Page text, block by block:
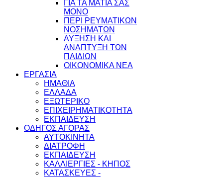
ΓΙΑ ΤΑ ΜΑΤΙΑ ΣΑΣ
ΜΟΝΟ
ΠΕΡΙ ΡΕΥΜΑΤΙΚΩΝ
ΝΟΣΗΜΑΤΩΝ
ΑΥΞΗΣΗ ΚΑΙ
ΑΝΑΠΤΥΞΗ ΤΩΝ
ΠΑΙΔΙΩΝ
ΟΙΚΟΝΟΜΙΚΑ ΝΕΑ
ΕΡΓΑΣΙΑ
ΗΜΑΘΙΑ
ΕΛΛΑΔΑ
ΕΞΩΤΕΡΙΚΟ
ΕΠΙΧΕΙΡΗΜΑΤΙΚΟΤΗΤΑ
ΕΚΠΑΙΔΕΥΣΗ
ΟΔΗΓΟΣ ΑΓΟΡΑΣ
ΑΥΤΟΚΙΝΗΤΑ
ΔΙΑΤΡΟΦΗ
ΕΚΠΑΙΔΕΥΣΗ
ΚΑΛΛΙΕΡΓΙΕΣ - ΚΗΠΟΣ
ΚΑΤΑΣΚΕΥΕΣ -